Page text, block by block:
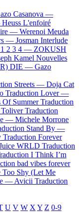
Casanova —
Heuss L'enfoiré
— Werenoi Meuda
— Josman Interlude
1 2 3 4 — ZOKUSH
Kamel Nouvelles
DIE — Gazo
Streets — Doja Cat
Traduction Lover —
Of Summer Traduction
Traduction
— Michele Morrone
Stand By —
Traduction Forever
WRLD Traduction
I Think I’m
bad vibes forever
Too Shy (Let Me
— Avicii Traduction
U V W X Y Z 0-9